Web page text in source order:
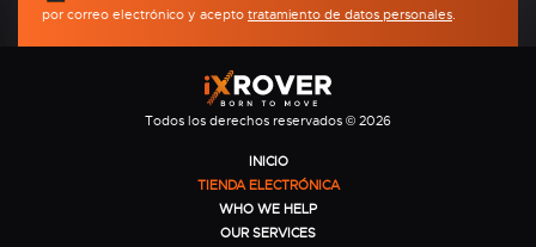
por correo electrónico y acepto tratamiento de datos personales.
Todos los derechos reservados © 2026
INICIO
TIENDA ELECTRÓNICA
WHO WE HELP
OUR SERVICES